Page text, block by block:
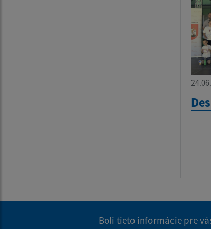
Boli tieto informácie pre